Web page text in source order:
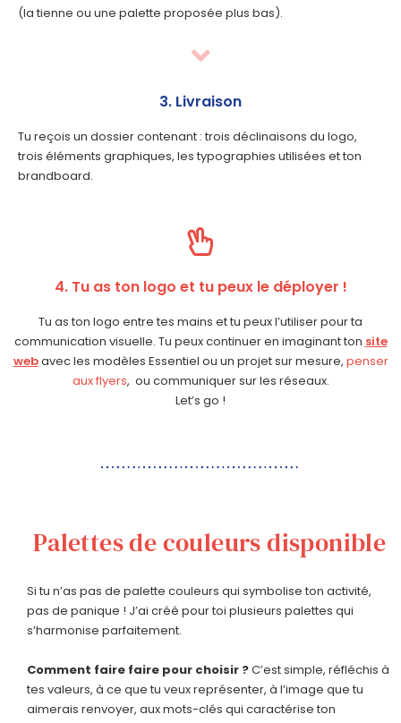
(la tienne ou une palette proposée plus bas).
3. Livraison
Tu reçois un dossier contenant : trois déclinaisons du logo,
trois éléments graphiques, les typographies utilisées et ton
brandboard.
4. Tu as ton logo et tu peux le déployer !
Tu as ton logo entre tes mains et tu peux l’utiliser pour ta
communication visuelle. Tu peux continuer en imaginant ton site
webavec les modèles Essentiel ou un projet sur mesure, penser
aux flyers, ou communiquer sur les réseaux.
Let’s go !
Palettes de couleurs disponible
Si tu n’as pas de palette couleurs qui symbolise ton activité,
pas de panique ! J’ai créé pour toi plusieurs palettes qui
s’harmonise parfaitement.
Comment faire faire pour choisir ?C’est simple, réfléchis à
tes valeurs, à ce que tu veux représenter, à l’image que tu
aimerais renvoyer, aux mots-clés qui caractérise ton